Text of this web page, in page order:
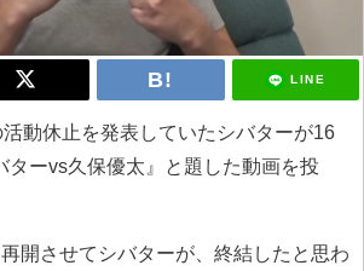
LINE
動休止を発表していたシバターが16
ターvs久保優太』と題した動画を投
開させてシバターが、終結したと思わ